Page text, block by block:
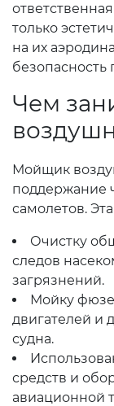
только
на их
безопасность
Чем
Мойщик
поддержание
самолетов.
Очистку
следов
загрязнений.
Мойку
двигателей и
судна.
средств и
авиационной